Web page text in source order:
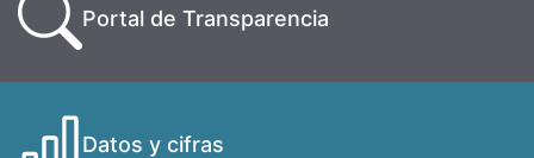
Portal de Transparencia
Datos y cifras